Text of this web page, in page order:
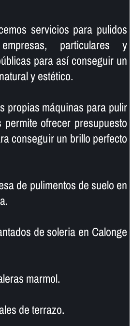
servicios para pulidos
particulares y
para así­ conseguir un
y estético.
propias máquinas para pulir
ofrecer presupuesto
conseguir un brillo perfecto
de pulimentos de suelo en
de soleria en Calonge
marmol.
de terrazo.